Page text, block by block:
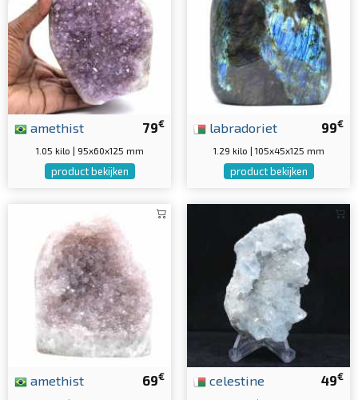
79€
amethist
1.05 kilo | 95x60x125 mm
product bekijken
99€
labradoriet
1.29 kilo | 105x45x125 mm
product bekijken
69€
amethist 49€
celestine